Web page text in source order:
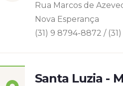
Rua Marcos de
Nova Esperança
(31) 9 8794-8872 /
Santa Luzia -